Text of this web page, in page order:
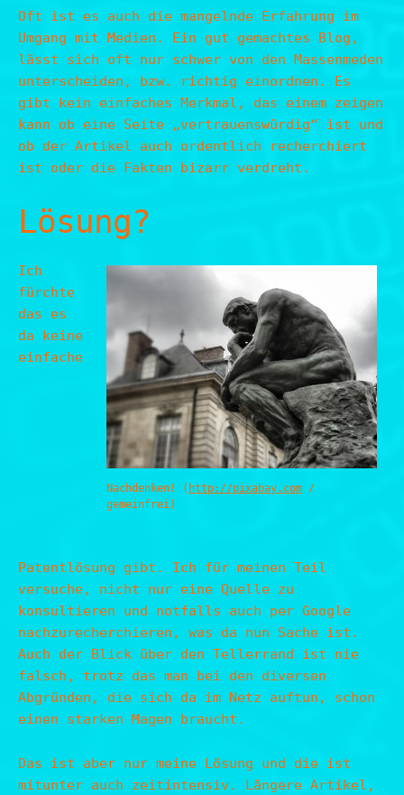
Oft ist es auch die mangelnde Erfahrung im
Umgang mit Medien. Ein gut gemachtes Blog,
lässt sich oft nur schwer von den Massenmeden
unterscheiden, bzw. richtig einordnen. Es
gibt kein einfaches Merkmal, das einem zeigen
kann ob eine Seite „vertrauenswürdig“ ist und
ob der Artikel auch ordentlich recherchiert
ist oder die Fakten bizarr verdreht.
Lösung?
Nachdenken! ( http://pixabay.com /
gemeinfrei)
Ich
fürchte
das es
da keine
einfache
Patentlösung gibt. Ich für meinen Teil
versuche, nicht nur eine Quelle zu
konsultieren und notfalls auch per Google
nachzurecherchieren, was da nun Sache ist.
Auch der Blick über den Tellerrand ist nie
falsch, trotz das man bei den diversen
Abgründen, die sich da im Netz auftun, schon
einen starken Magen braucht.
Das ist aber nur meine Lösung und die ist
mitunter auch zeitintensiv. Längere Artikel,